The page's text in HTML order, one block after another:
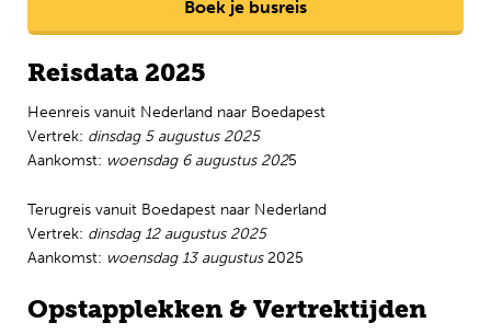
Boek je busreis
Reisdata 2025
Heenreis vanuit Nederland naar Boedapest
Vertrek: dinsdag 5 augustus 2025
Aankomst: woensdag 6 augustus 2025
Terugreis vanuit Boedapest naar Nederland
Vertrek: dinsdag 12 augustus 2025
Aankomst: woensdag 13 augustus2025
Opstapplekken & Vertrektijden